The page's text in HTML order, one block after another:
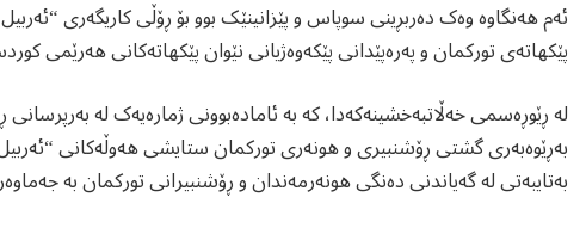
ئەم هەنگاوە وەک دەربڕینی سوپاس و پێزانینێک بوو بۆ ڕۆڵی کاریگەری
پێکهاتەی تورکمان و پەرەپێدانی پێکەوەژیانی نێوان پێکهاتەکانی هەرێمی
لە ڕێوڕەسمی خەڵاتبەخشینەکەدا، کە بە ئامادەبوونی ژمارەیەک لە
بەڕێوەبەری گشتی ڕۆشنبیری و هونەری تورکمان ستایشی هەوڵەکانی
بەتایبەتی لە گەیاندنی دەنگی هونەرمەندان و ڕۆشنبیرانی تورکمان بە